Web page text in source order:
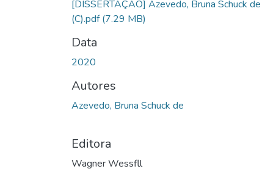
[DISSERTAÇÃO] Azevedo, Bruna Schuck de
(C).pdf(7.29 MB)
Data
2020
Autores
Azevedo, Bruna Schuck de
Editora
Wagner Wessfll